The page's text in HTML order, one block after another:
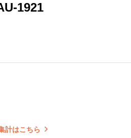
1921
計はこちら